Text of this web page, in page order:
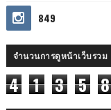
849
จำนวนการดูหน้าเว็บรวม
4 1 3 5 8